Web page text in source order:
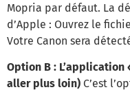
Mopria par défaut. La
d’Apple : Ouvrez le
Votre Canon sera
Option B : L’application
aller plus loin) C’est